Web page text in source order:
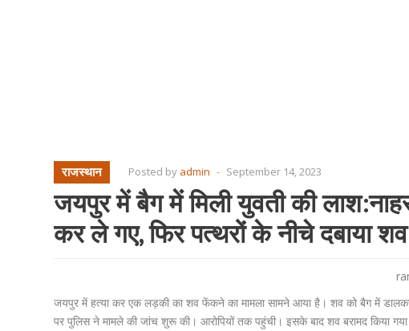
राजस्थान Posted by admin - September 14, 2023
जयपुर में बैग में मिली युवती की
कर ले गए, फिर पत्थरों के नीचे दबाया शव
जयपुर में हत्या कर एक लड़की का शव फेंकने का मामला सामने आया है। शव को बैग में डालकर
पर पुलिस ने मामले की जांच शुरू की। आरोपियों तक पहुंची। इसके बाद शव बरामद किया